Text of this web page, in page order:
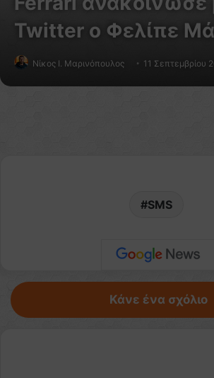
Twitter ο Φελίπε
Nίκος Ι. Mαρινόπουλος 11 Σεπτεμβρίου
SMS
Κάνε ένα σχόλιο